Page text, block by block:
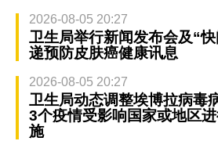
2026-08-05 20:27
卫生局举行新闻发布会及“
递预防皮肤癌健康讯息
2026-08-05 20:27
卫生局动态调整埃博拉病毒
3个疫情受影响国家或地区
施